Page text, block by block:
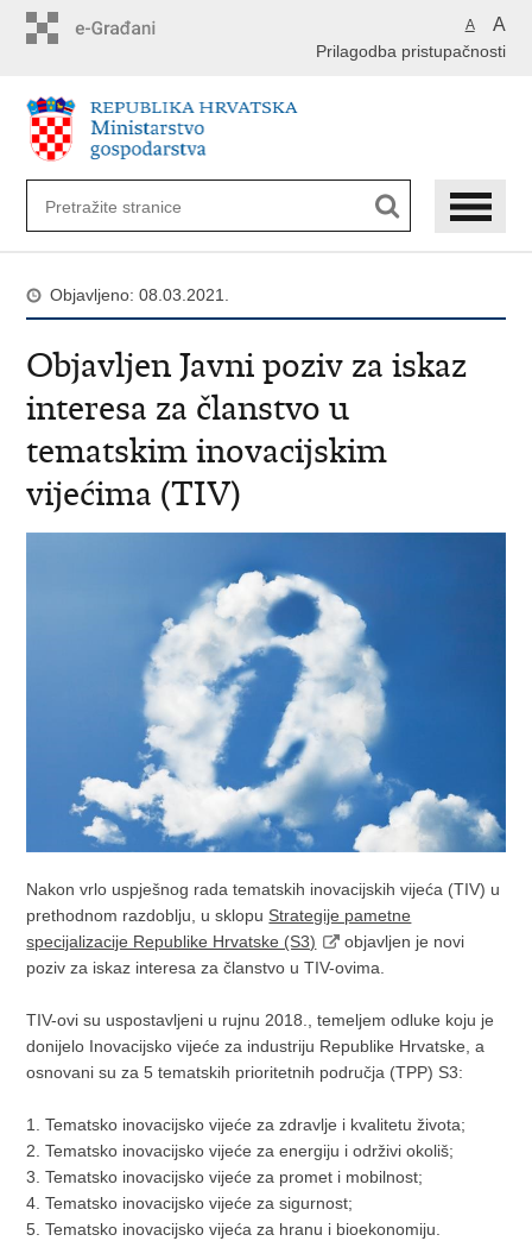
A A
Prilagodba pristupačnosti
Objavljeno: 08.03.2021.
Objavljen Javni poziv za iskaz
interesa za članstvo u
tematskim inovacijskim
vijećima (TIV)
Nakon vrlo uspješnog rada tematskih inovacijskih vijeća (TIV) u
prethodnom razdoblju, u sklopu Strategije pametne
specijalizacije Republike Hrvatske (S3)
objavljen je novi
poziv za iskaz interesa za članstvo u TIV-ovima.
TIV-ovi su uspostavljeni u rujnu 2018., temeljem odluke koju je
donijelo Inovacijsko vijeće za industriju Republike Hrvatske, a
osnovani su za 5 tematskih prioritetnih područja (TPP) S3:
1. Tematsko inovacijsko vijeće za zdravlje i kvalitetu života;
2. Tematsko inovacijsko vijeće za energiju i održivi okoliš;
3. Tematsko inovacijsko vijeće za promet i mobilnost;
4. Tematsko inovacijsko vijeće za sigurnost;
5. Tematsko inovacijsko vijeća za hranu i bioekonomiju.